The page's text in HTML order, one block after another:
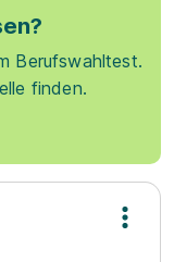
Berufswahltest.
finden.